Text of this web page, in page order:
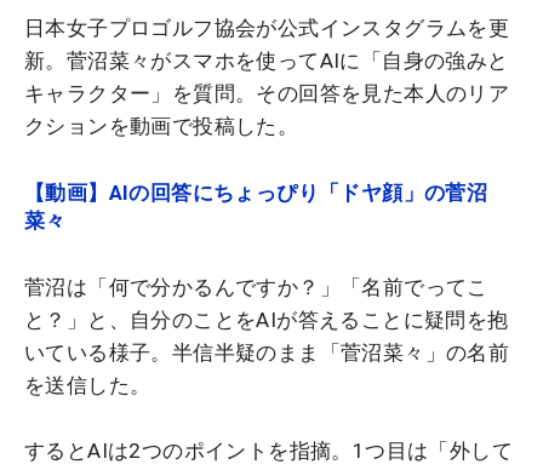
日本女子プロゴルフ協会が公式インスタグラムを更
新。菅沼菜々がスマホを使ってAIに「自身の強みと
キャラクター」を質問。その回答を見た本人のリア
クションを動画で投稿した。
【動画】AIの回答にちょっぴり「ドヤ顔」の菅沼
菜々
菅沼は「何で分かるんですか？」「名前でってこ
と？」と、自分のことをAIが答えることに疑問を抱
いている様子。半信半疑のまま「菅沼菜々」の名前
を送信した。
するとAIは2つのポイントを指摘。1つ目は「外して